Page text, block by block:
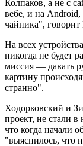
Колпаков, а не с
вебе, и на
чайника",
На всех
никогда не будет
миссия — давать
картину
странно".
Ходорковский и
проект, не стали в
что когда начали
"выяснилось, что